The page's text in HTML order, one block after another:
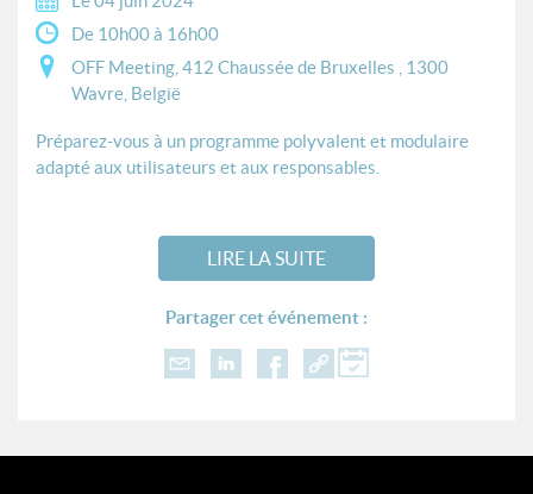
De 10h00 à 16h00
OFF Meeting, 412 Chaussée de Bruxelles , 1300
Wavre, België
Préparez-vous à un programme polyvalent et modulaire
adapté aux utilisateurs et aux responsables.
LIRE LA SUITE
Partager cet événement :